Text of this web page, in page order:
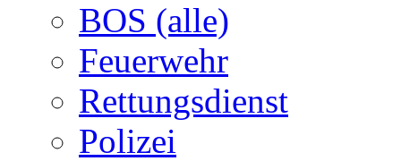
BOS (alle)
Feuerwehr
Rettungsdienst
Polizei